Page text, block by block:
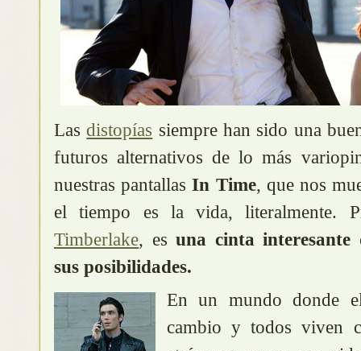
Lasdistopías siempre han sido una
futuros alternativos de lo más
nuestras pantallasIn Time, que nos
el tiempo es la vida, literalmente.
Timberlake, es una cinta interesante
sus posibilidades.
En un mundo donde
cambio y todos viven